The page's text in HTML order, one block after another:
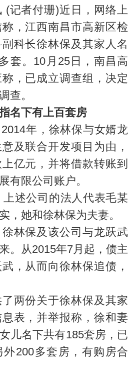
者付珊)近日，网络上
，江西南昌市高新区检
科长徐林保及其家人名
套。10月25日，南昌高
，已成立调查组，决定
查。
下有上百套房
年，徐林保与女婿龙
及联合开发项目为由，
亿元，并将借款转账到
有限公司账户。
述公司的法人代表毛某
，她和徐林保为夫妻。
保及该公司与龙跃武
。从2015年7月起，债主
，从而向徐林保追债，
份关于徐林保及其家
表，并举报称，徐和妻
儿名下共有185套房，已
外200多套房，有购房合